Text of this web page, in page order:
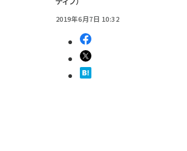
2019年6月7日 10:32